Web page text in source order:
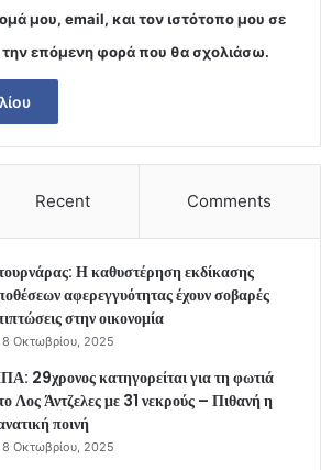
μου, email, και τον ιστότοπο μου σε
την επόμενη φορά που θα σχολιάσω.
Recent Comments
Η καθυστέρηση εκδίκασης
αφερεγγυότητας έχουν σοβαρές
στην οικονομία
8 Οκτωβρίου, 2025
29χρονος κατηγορείται για τη φωτιά
Λος Άντζελες με 31 νεκρούς – Πιθανή η
ποινή
8 Οκτωβρίου, 2025